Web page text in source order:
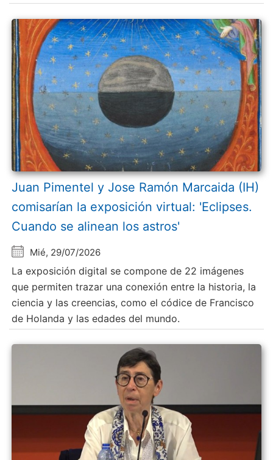
Juan Pimentel y Jose Ramón Marcaida (IH)
comisarían la exposición virtual: 'Eclipses.
Cuando se alinean los astros'
Mié, 29/07/2026
La exposición digital se compone de 22 imágenes
que permiten trazar una conexión entre la historia, la
ciencia y las creencias, como el códice de Francisco
de Holanda y las edades del mundo.